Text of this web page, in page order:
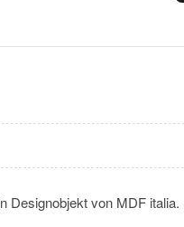
Designobjekt von MDF italia.